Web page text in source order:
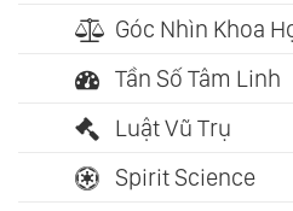
Góc Nhìn Khoa
Tần Số Tâm Linh
Luật Vũ Trụ
Spirit Science